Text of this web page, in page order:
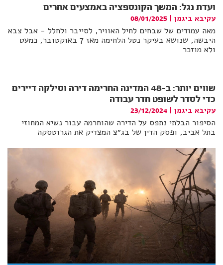
ועדת נגל: המשך הקונספציה באמצעים אחרים
עקיבא ביגמן |
08/01/2025
מאה עמודים של שבחים לחיל האוויר, לסייבר ולחלל - אבל צבא
היבשה, שנושא בעיקר נטל הלחימה מאז 7 באוקטובר, כמעט
ולא מוזכר
שווים יותר: ב-48 המדינה החרימה דירה וסילקה דיירים
כדי לסדר לשופט חדר עבודה
עקיבא ביגמן
23/12/2024
הסיפור הבלתי נתפס על הדירה שהוחרמה עבור נשיא המחוזי
בתל אביב, ופסק הדין של בג״צ המצדיק את הגרוטסקה